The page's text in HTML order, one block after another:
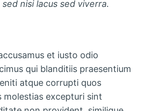
nisi lacus sed viverra.
et iusto odio
qui blanditiis praesentium
atque corrupti quos
molestias excepturi sint